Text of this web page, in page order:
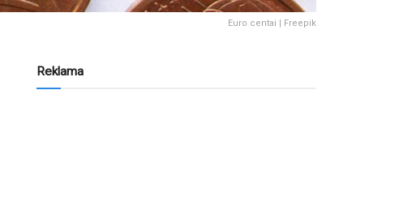
Euro centai | Freepik
Reklama